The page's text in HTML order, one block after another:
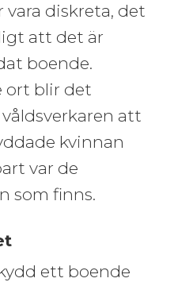
diskreta, det
att det är
boende.
ort blir det
att
kvinnan
var de
som finns.
ett boende